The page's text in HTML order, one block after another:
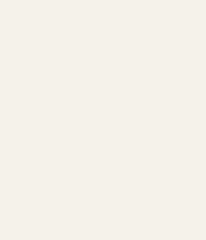
silicio 5 litri
IL